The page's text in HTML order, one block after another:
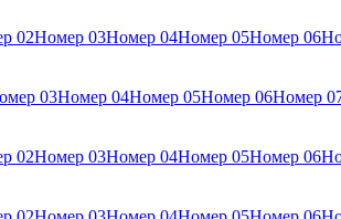
02Номер 03Номер 04Номер 05Номер 06
03Номер 04Номер 05Номер 06Номер
02Номер 03Номер 04Номер 05Номер 06